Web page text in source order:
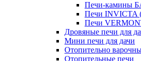
Печи-камины
Печи INVICTA
Печи
Дровяные печи для
Мини печи для дачи
Отопительно
Отопительные печи